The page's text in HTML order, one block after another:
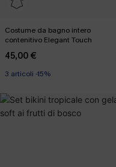
Costume da bagno intero
contenitivo Elegant Touch
45,00 €
3 articoli -15%